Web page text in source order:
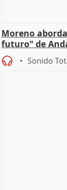
Moreno
futuro" de
incendios
Sonido